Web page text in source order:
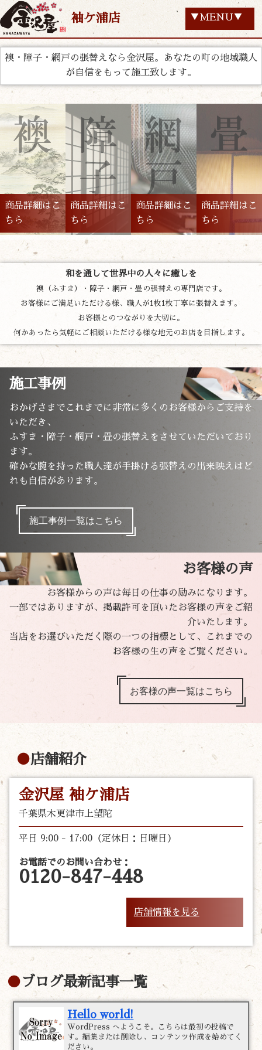
袖ケ浦店 ▼MENU▼
襖・障子・網戸の張替えなら金沢屋。あなたの町の地域職人
が自信をもって施工致します。
商品詳細はこ
ちら
商品詳細はこ
ちら
商品詳細はこ
ちら
商品詳細はこ
ちら
和を通して世界中の人々に癒しを
襖（ふすま）・障子・網戸・畳の張替えの専門店です。
お客様にご満足いただける様、職人が1枚1枚丁寧に張替えます。
お客様とのつながりを大切に。
何かあったら気軽にご相談いただける様な地元のお店を目指します。
施工事例
おかげさまでこれまでに非常に多くのお客様からご支持を
いただき、
ふすま・障子・網戸・畳の張替えをさせていただいており
ます。
確かな腕を持った職人達が手掛ける張替えの出来映えはど
れも自信があります。
施工事例一覧はこちら
お客様の声
お客様からの声は毎日の仕事の励みになります。
一部ではありますが、掲載許可を頂いたお客様の声をご紹
介いたします。
当店をお選びいただく際の一つの指標として、これまでの
お客様の生の声をご覧ください。
お客様の声一覧はこちら
店舗紹介
金沢屋 袖ケ浦店
千葉県木更津市上望陀
平日 9:00 - 17:00（定休日：日曜日）
お電話でのお問い合わせ：
0120-847-448
店舗情報を見る
ブログ最新記事一覧
Hello world!
WordPress へようこそ。こちらは最初の投稿で
す。編集または削除し、コンテンツ作成を始めてく
ださい。